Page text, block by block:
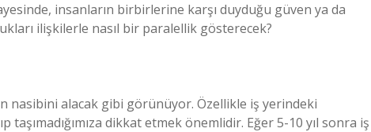
insanların birbirlerine karşı duyduğu güven ya da
ilişkilerle nasıl bir paralellik gösterecek?
nasibini alacak gibi görünüyor. Özellikle iş yerindeki
taşımadığımıza dikkat etmek önemlidir. Eğer 5-10 yıl sonra iş